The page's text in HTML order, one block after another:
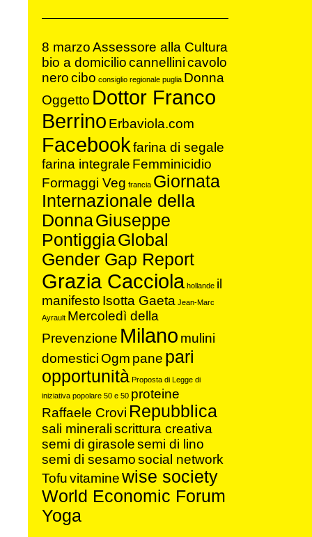
8 marzoAssessore alla Cultura
bio a domiciliocannellinicavolo
nerocibo consiglio regionale puglia Donna
Oggetto Dottor Franco
Berrino Erbaviola.com
Facebookfarina di segale
farina integrale Femminicidio
Formaggi Veg francia Giornata
Internazionale della
DonnaGiuseppe
PontiggiaGlobal
Gender Gap Report
Grazia Cacciola hollande il
manifesto Isotta Gaeta Jean-Marc
Ayrault Mercoledì della
Prevenzione Milano mulini
domestici Ogm pane pari
opportunità Proposta di Legge di
iniziativa popolare 50 e 50 proteine
Raffaele Crovi Repubblica
sali mineraliscrittura creativa
semi di girasolesemi di lino
semi di sesamosocial network
Tofuvitaminewise society
World Economic Forum
Yoga